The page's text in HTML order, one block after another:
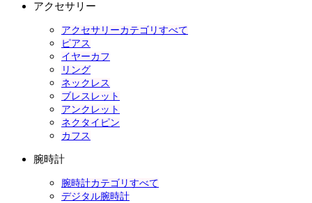
アクセサリー
アクセサリーカテゴリすべて
ピアス
イヤーカフ
リング
ネックレス
ブレスレット
アンクレット
ネクタイピン
カフス
腕時計
腕時計カテゴリすべて
デジタル腕時計